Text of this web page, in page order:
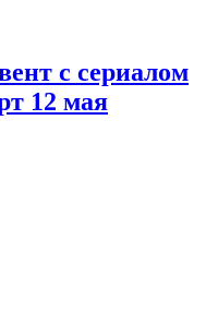
с сериалом
12 мая